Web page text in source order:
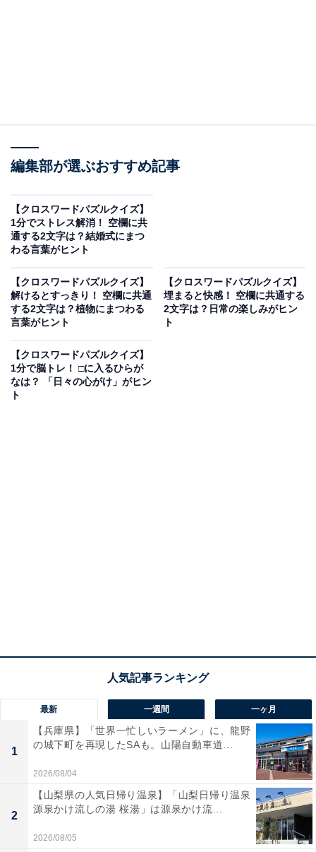
編集部が選ぶおすすめ記事
【クロスワードパズルクイズ】
1分でストレス解消！ 空欄に共
通する2文字は？結婚式にまつ
わる言葉がヒント
【クロスワードパズルクイズ】
解けるとすっきり！ 空欄に共通
する2文字は？植物にまつわる
言葉がヒント
【クロスワードパズルクイズ】
埋まると快感！ 空欄に共通する
2文字は？日常の楽しみがヒン
ト
【クロスワードパズルクイズ】
1分で脳トレ！ □に入るひらが
なは？ 「日々の心がけ」がヒン
ト
最新 一週間 一ヶ月
1
【兵庫県】「世界一忙しいラーメン」に、龍野
の城下町を再現したSAも。山陽自動車道...
2026/08/04
2
【山梨県の人気日帰り温泉】「山梨日帰り温泉
源泉かけ流しの湯 桜湯」は源泉かけ流...
2026/08/05